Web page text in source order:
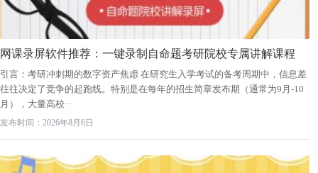
网课录屏软件推荐：一键录制自命题考研院校专属讲解课程
引言：考研冲刺期的数字资产焦虑 在研究生入学考试的备考周期中，信息差
往往决定了竞争的起跑线。特别是在每年的招生简章发布期（通常为9月-10
月），大量高校···
发布时间：2026年8月6日